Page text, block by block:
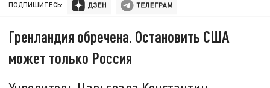
ПОДПИШИТЕСЬ:
Гренландия обречена. Остановить США
может только Россия